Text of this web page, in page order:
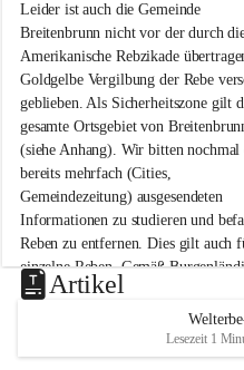
i
t
e
n
b
r
u
n
n
a
m
N
e
u
s
d
Leider ist auch die Gemeinde
Breitenbrunn nicht vor der durch
Amerikanische Rebzikade
Goldgelbe Vergilbung der Rebe
geblieben. Als Sicherheitszone gilt
gesamte Ortsgebiet von
(siehe Anhang). Wir bitten nochmal
bereits mehrfach (Cities,
Gemeindezeitung) ausgesendeten
Informationen zu studieren und
Reben zu entfernen. Dies gilt auch
einzelne Reben. Gemäß
Weinbaugesetz sind nicht gepflegte
unzulässige Weingärten zu roden!
helfen wir zusammen um unsere
vor den prognostizierten
Artikel
Lesezeit 1